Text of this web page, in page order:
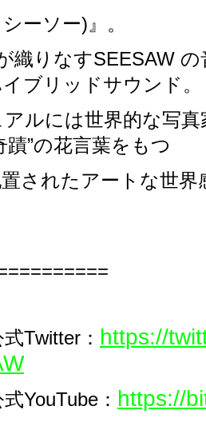
シーソー) 』。
織りなすSEESAW の
ブリッドサウンド。
ルには世界的な写真
蹟”の花言葉をもつ
されたアートな世界
式Twitter ： https://
式YouTube ： https://